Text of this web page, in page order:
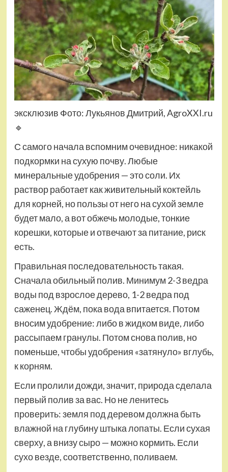
эксклюзив Фото: Лукьянов Дмитрий, AgroXXI.ru
🔹
С самого начала вспомним очевидное: никакой
подкормки на сухую почву. Любые
минеральные удобрения — это соли. Их
раствор работает как живительный коктейль
для корней, но пользы от него на сухой земле
будет мало, а вот обжечь молодые, тонкие
корешки, которые и отвечают за питание, риск
есть.
Правильная последовательность такая.
Сначала обильный полив. Минимум 2-3 ведра
воды под взрослое дерево, 1-2 ведра под
саженец. Ждём, пока вода впитается. Потом
вносим удобрение: либо в жидком виде, либо
рассыпаем гранулы. Потом снова полив, но
поменьше, чтобы удобрения «затянуло» вглубь,
к корням.
Если пролили дожди, значит, природа сделала
первый полив за вас. Но не ленитесь
проверить: земля под деревом должна быть
влажной на глубину штыка лопаты. Если сухая
сверху, а внизу сыро — можно кормить. Если
сухо везде, соответственно, поливаем.